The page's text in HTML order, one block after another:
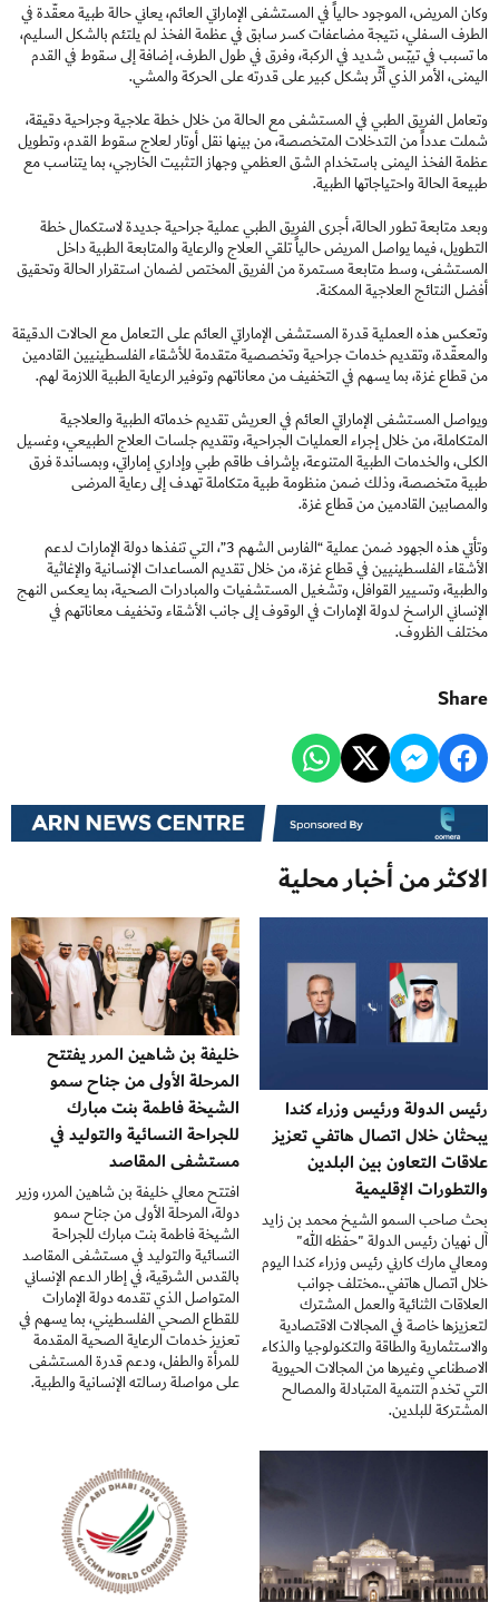
وكان المريض، الموجود حالياً في المستشفى الإماراتي العائم، يعاني حالة طبية معقّدة في
الطرف السفلي، نتيجة مضاعفات كسر سابق في عظمة الفخذ لم يلتئم بالشكل السليم،
ما تسبب في تيبّس شديد في الركبة، وفرق في طول الطرف، إضافة إلى سقوط في القدم
اليمنى، الأمر الذي أثّر بشكل كبير على قدرته على الحركة والمشي.
وتعامل الفريق الطبي في المستشفى مع الحالة من خلال خطة علاجية وجراحية دقيقة،
شملت عدداً من التدخلات المتخصصة، من بينها نقل أوتار لعلاج سقوط القدم، وتطويل
عظمة الفخذ اليمنى باستخدام الشق العظمي وجهاز التثبيت الخارجي، بما يتناسب مع
طبيعة الحالة واحتياجاتها الطبية.
وبعد متابعة تطور الحالة، أجرى الفريق الطبي عملية جراحية جديدة لاستكمال خطة
التطويل، فيما يواصل المريض حالياً تلقي العلاج والرعاية والمتابعة الطبية داخل
المستشفى، وسط متابعة مستمرة من الفريق المختص لضمان استقرار الحالة وتحقيق
أفضل النتائج العلاجية الممكنة.
وتعكس هذه العملية قدرة المستشفى الإماراتي العائم على التعامل مع الحالات الدقيقة
والمعقّدة، وتقديم خدمات جراحية وتخصصية متقدمة للأشقاء الفلسطينيين القادمين
من قطاع غزة، بما يسهم في التخفيف من معاناتهم وتوفير الرعاية الطبية اللازمة لهم.
ويواصل المستشفى الإماراتي العائم في العريش تقديم خدماته الطبية والعلاجية
المتكاملة، من خلال إجراء العمليات الجراحية، وتقديم جلسات العلاج الطبيعي، وغسيل
الكلى، والخدمات الطبية المتنوعة، بإشراف طاقم طبي وإداري إماراتي، وبمساندة فرق
طبية متخصصة، وذلك ضمن منظومة طبية متكاملة تهدف إلى رعاية المرضى
والمصابين القادمين من قطاع غزة.
وتأتي هذه الجهود ضمن عملية “الفارس الشهم 3”، التي تنفذها دولة الإمارات لدعم
الأشقاء الفلسطينيين في قطاع غزة، من خلال تقديم المساعدات الإنسانية والإغاثية
والطبية، وتسيير القوافل، وتشغيل المستشفيات والمبادرات الصحية، بما يعكس النهج
الإنساني الراسخ لدولة الإمارات في الوقوف إلى جانب الأشقاء وتخفيف معاناتهم في
مختلف الظروف.
Share
الاكثر من أخبار محلية
رئيس الدولة ورئيس وزراء كندا
يبحثان خلال اتصال هاتفي تعزيز
علاقات التعاون بين البلدين
والتطورات الإقليمية
بحث صاحب السمو الشيخ محمد بن زايد
آل نهيان رئيس الدولة "حفظه الله"
ومعالي مارك كارني رئيس وزراء كندا اليوم
خلال اتصال هاتفي..مختلف جوانب
العلاقات الثنائية والعمل المشترك
لتعزيزها خاصة في المجالات الاقتصادية
والاستثمارية والطاقة والتكنولوجيا والذكاء
الاصطناعي وغيرها من المجالات الحيوية
التي تخدم التنمية المتبادلة والمصالح
المشتركة للبلدين.
خليفة بن شاهين المرر يفتتح
المرحلة الأولى من جناح سمو
الشيخة فاطمة بنت مبارك
للجراحة النسائية والتوليد في
مستشفى المقاصد
افتتح معالي خليفة بن شاهين المرر، وزير
دولة، المرحلة الأولى من جناح سمو
الشيخة فاطمة بنت مبارك للجراحة
النسائية والتوليد في مستشفى المقاصد
بالقدس الشرقية، في إطار الدعم الإنساني
المتواصل الذي تقدمه دولة الإمارات
للقطاع الصحي الفلسطيني، بما يسهم في
تعزيز خدمات الرعاية الصحية المقدمة
للمرأة والطفل، ودعم قدرة المستشفى
على مواصلة رسالته الإنسانية والطبية.